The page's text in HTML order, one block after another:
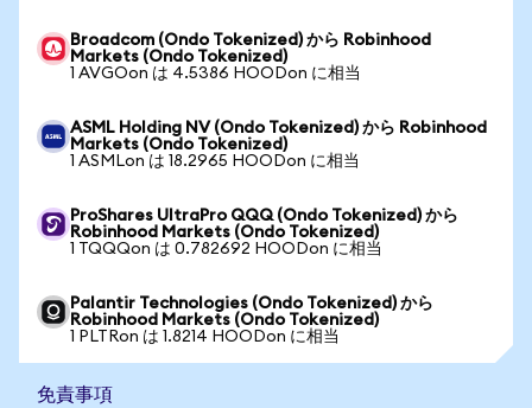
Broadcom (Ondo Tokenized) から Robinhood
Markets (Ondo Tokenized)
1 AVGOon は 4.5386 HOODon に相当
ASML Holding NV (Ondo Tokenized) から Robinhood
Markets (Ondo Tokenized)
1 ASMLon は 18.2965 HOODon に相当
ProShares UltraPro QQQ (Ondo Tokenized) から
Robinhood Markets (Ondo Tokenized)
1 TQQQon は 0.782692 HOODon に相当
Palantir Technologies (Ondo Tokenized) から
Robinhood Markets (Ondo Tokenized)
1 PLTRon は 1.8214 HOODon に相当
免責事項